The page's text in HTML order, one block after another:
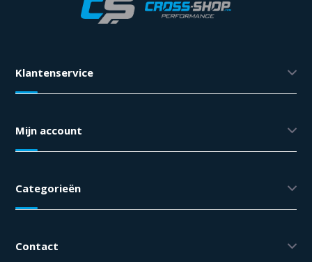
Klantenservice
Mijn account
Categorieën
Contact